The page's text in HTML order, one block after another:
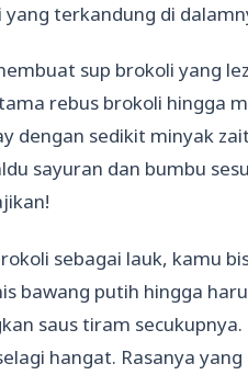
terkandung di
sup brokoli yang
rebus brokoli hingga
dengan sedikit minyak
sayuran dan bumbu
sebagai lauk, kamu
bawang putih hingga
saus tiram secukupnya.
hangat. Rasanya